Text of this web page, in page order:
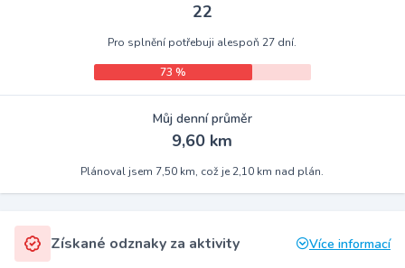
22
Pro splnění potřebuji alespoň 27 dní.
73 %
Můj denní průměr
9,60 km
Plánoval jsem 7,50 km, což je 2,10 km nad plán.
Získané odznaky za aktivity Více informací